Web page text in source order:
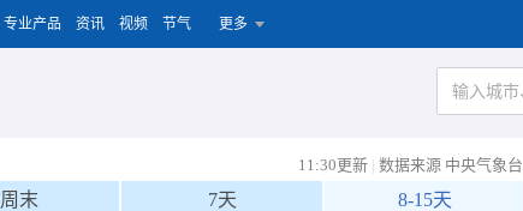
专业产品 资讯 视频 节气 更多
11:30更新 | 数据来源 中央气象台
周末 7天 8-15天